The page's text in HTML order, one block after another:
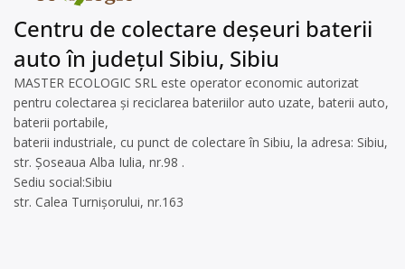
Centru de colectare deșeuri baterii
auto în județul Sibiu, Sibiu
MASTER ECOLOGIC SRL este operator economic autorizat
pentru colectarea și reciclarea bateriilor auto uzate, baterii auto,
baterii portabile,
baterii industriale, cu punct de colectare în Sibiu, la adresa: Sibiu,
str. Șoseaua Alba Iulia, nr.98 .
Sediu social:Sibiu
str. Calea Turnișorului, nr.163